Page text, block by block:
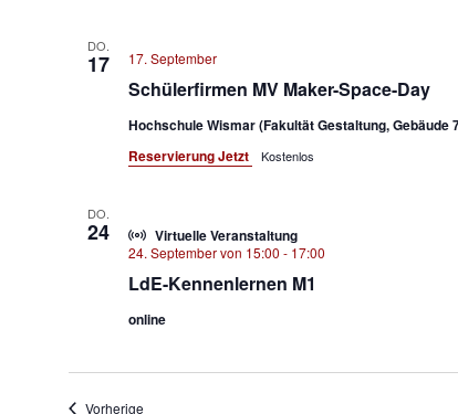
DO.
17
Schülerfirmen MV Maker-Space-Day
17. September
Hochschule Wismar (Fakultät Gestaltung, Gebäude
Reservierung Jetzt Kostenlos
DO.
24
LdE-Kennenlernen M1
24. September von 15:00 - 17:00
online
Virtuelle Veranstaltung
VorherigeVeranstaltungen